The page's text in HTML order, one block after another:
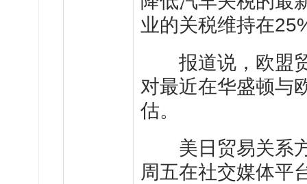
业的关税维持在
报道说，欧盟贸
对最近在华盛顿与
估。
美日贸易关系方
周五在社交媒体平